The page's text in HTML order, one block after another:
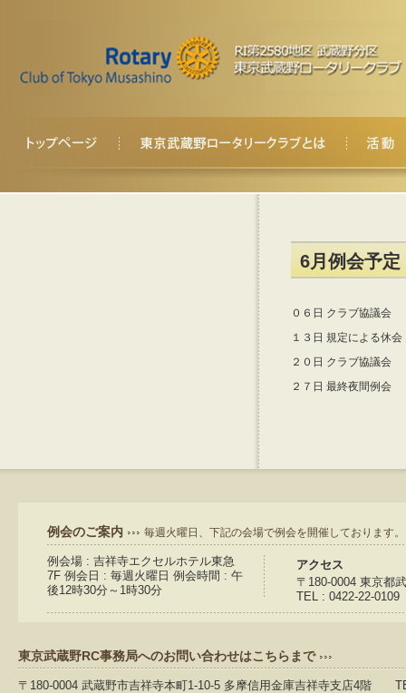
6月例会予定
０６日 クラブ協議会
１３日 規定による休会
２０日 クラブ協議会
２７日 最終夜間例会
例会のご案内 毎週火曜日、下記の会場で例会を開催しております。
例会場 : 吉祥寺エクセルホテル東急
7F 例会日 : 毎週火曜日 例会時間 : 午
後12時30分～1時30分
アクセス
〒180-0004 東京都
TEL : 0422-22-
東京武蔵野RC事務局へのお問い合わせはこちらまで
〒180-0004 武蔵野市吉祥寺本町1-10-5 多摩信用金庫吉祥寺支店4